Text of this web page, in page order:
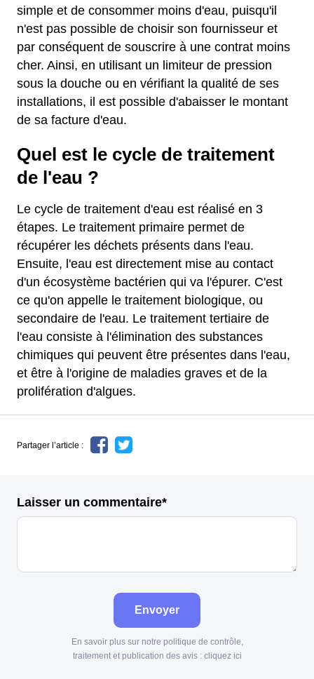
simple et de consommer moins d'eau, puisqu'il
n'est pas possible de choisir son fournisseur et
par conséquent de souscrire à une contrat moins
cher. Ainsi, en utilisant un limiteur de pression
sous la douche ou en vérifiant la qualité de ses
installations, il est possible d'abaisser le montant
de sa facture d'eau.
Quel est le cycle de traitement
de l'eau ?
Le cycle de traitement d'eau est réalisé en 3
étapes. Le traitement primaire permet de
récupérer les déchets présents dans l'eau.
Ensuite, l'eau est directement mise au contact
d'un écosystème bactérien qui va l'épurer. C'est
ce qu'on appelle le traitement biologique, ou
secondaire de l'eau. Le traitement tertiaire de
l'eau consiste à l'élimination des substances
chimiques qui peuvent être présentes dans l'eau,
et être à l'origine de maladies graves et de la
prolifération d'algues.
Partager l’article :
Laisser un commentaire*
Envoyer
En savoir plus sur notre politique de contrôle,
traitement et publication des avis : cliquez ici